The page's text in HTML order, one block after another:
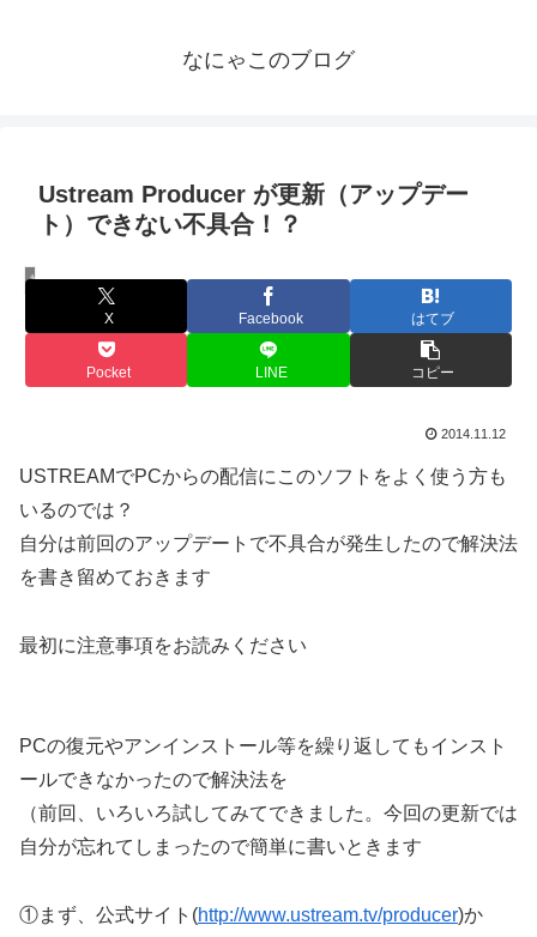
なにゃこのブログ
Ustream Producer が更新（アップデー
ト）できない不具合！？
技術
X Facebook はてブ
Pocket LINE コピー
2014.11.12
USTREAMでPCからの配信にこのソフトをよく使う方も
いるのでは？
自分は前回のアップデートで不具合が発生したので解決法
を書き留めておきます
最初に注意事項をお読みください
PCの復元やアンインストール等を繰り返してもインスト
ールできなかったので解決法を
（前回、いろいろ試してみてできました。今回の更新では
自分が忘れてしまったので簡単に書いときます
①まず、公式サイト(http://www.ustream.tv/producer)か